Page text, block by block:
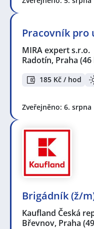
Pracovník pro
MIRA expert s.r.o.
Radotín, Praha (46
185 Kč / hod
Zveřejněno: 6. srpna
Brigádník (ž/
Kaufland Česká
Břevnov, Praha